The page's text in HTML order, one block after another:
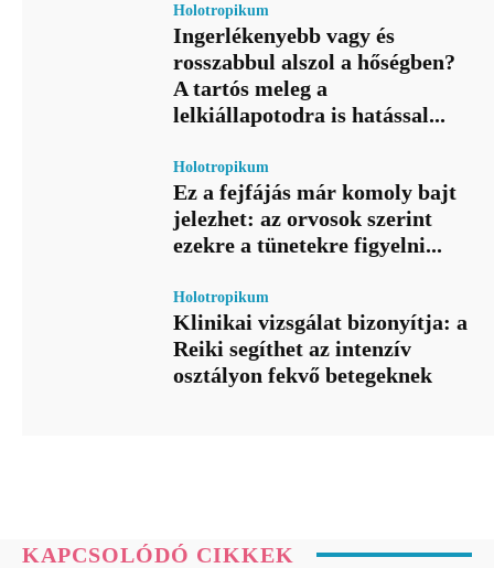
Holotropikum
Ingerlékenyebb vagy és
rosszabbul alszol a hőségben?
A tartós meleg a
lelkiállapotodra is hatással...
Holotropikum
Ez a fejfájás már komoly bajt
jelezhet: az orvosok szerint
ezekre a tünetekre figyelni...
Holotropikum
Klinikai vizsgálat bizonyítja: a
Reiki segíthet az intenzív
osztályon fekvő betegeknek
KAPCSOLÓDÓ CIKKEK